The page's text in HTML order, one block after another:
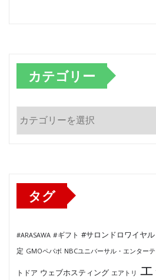
カテゴリー
カ
タグ
#ARASAWA #ギフト #サロンドロワイヤル
定 GMOペパボ NBCユニバーサル・エンター
トドア ウェブホスティング エアトリ